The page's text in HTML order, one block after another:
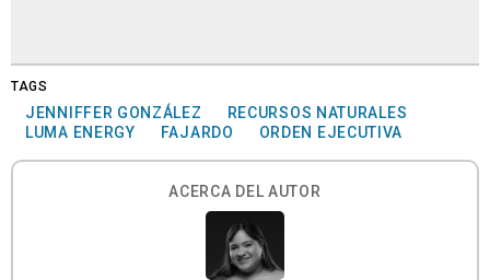
TAGS
JENNIFFER GONZÁLEZ
RECURSOS NATURALES
LUMA ENERGY
FAJARDO ORDEN EJECUTIVA
ACERCA DEL AUTOR